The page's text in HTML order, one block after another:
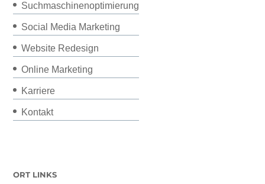
Suchmaschinenoptimierung
Social Media Marketing
Website Redesign
Online Marketing
Karriere
Kontakt
ORT LINKS